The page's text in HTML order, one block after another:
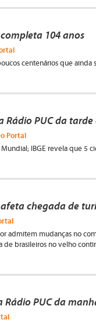
104 anos
centenários que
Rádio PUC da
Portal
IBGE revela que 5
chegada de
admitem mudanças no
de brasileiros no velho
Rádio PUC da